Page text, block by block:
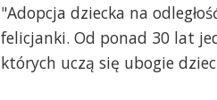
"Adopcja dziecka na
felicjanki. Od ponad 30 lat
których uczą się ubogie